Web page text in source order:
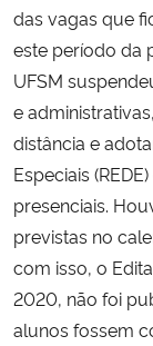
Gabinete de
Advocacia-Geral da
Banco Central do Brasil
Planalto
das vagas que
este período da
UFSM
e
distância e
Especiais
presenciais.
previstas no
com isso, o
2020, não foi
alunos fossem